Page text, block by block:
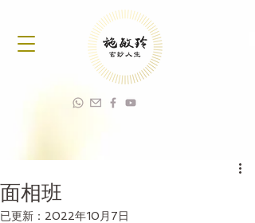
面相班
已更新： 2022年10月7日